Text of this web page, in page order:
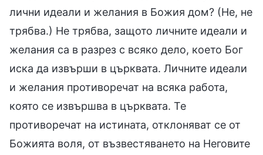
лични идеали и желания в Божия дом? (Не, не
трябва.) Не трябва, защото личните идеали и
желания са в разрез с всяко дело, което Бог
иска да извърши в църквата. Личните идеали
и желания противоречат на всяка работа,
която се извършва в църквата. Те
противоречат на истината, отклоняват се от
Божията воля, от възвестяването на Неговите